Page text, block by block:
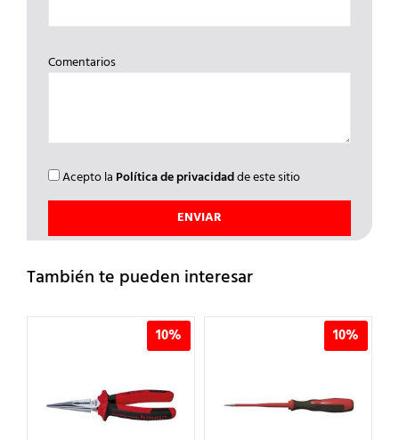
Comentarios
Acepto la Política de privacidadde este sitio
También te pueden interesar